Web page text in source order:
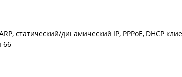
статический/динамический IP, PPPoE, DHCP
66